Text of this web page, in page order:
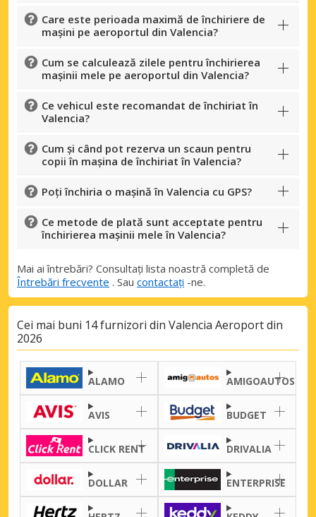
Care este perioada maximă de închiriere de
mașini pe aeroportul din Valencia?
Cum se calculează zilele pentru închirierea
mașinii mele pe aeroportul din Valencia?
Ce vehicul este recomandat de închiriat în
Valencia?
Cum și când pot rezerva un scaun pentru
copii în mașina de închiriat în Valencia?
Poți închiria o mașină în Valencia cu GPS?
Ce metode de plată sunt acceptate pentru
închirierea mașinii mele în Valencia?
Mai ai întrebări? Consultați lista noastră completă de
Întrebări frecvente . Sau contactați -ne.
Cei mai buni 14 furnizori din Valencia Aeroport din
2026
ALAMO AMIGOAUTOS
AVIS BUDGET
CLICK RENT DRIVALIA
DOLLAR ENTERPRISE